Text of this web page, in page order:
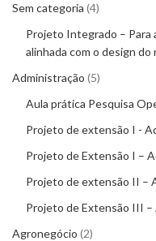
Sem categoria 4
Projeto Integrado – Para
alinhada com o design do
Administração 5
Aula prática Pesquisa
Projeto de extensão I -
Projeto de Extensão I –
Projeto de extensão II –
Projeto de Extensão III –
Agronegócio 2